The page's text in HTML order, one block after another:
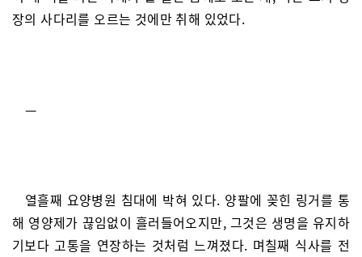
장의 사다리를 오르는 것에만 취해 있었다.
—
열흘째 요양병원 침대에 박혀 있다. 양팔에 꽂힌 링거를 통
해 영양제가 끊임없이 흘러들어오지만, 그것은 생명을 유지하
기보다 고통을 연장하는 것처럼 느껴졌다. 며칠째 식사를 전